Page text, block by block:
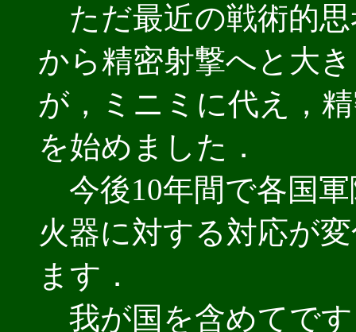
ただ最近の戦術的思
から精密射撃へと大
が，ミニミに代え，
を始めました．
今後10年間で各国
火器に対する対応が
ます．
我が国を含めてで